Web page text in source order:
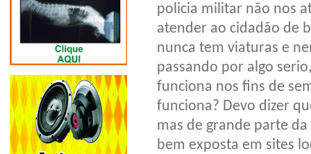
policia militar não nos
atender ao cidadão de
nunca tem viaturas e
passando por algo
funciona nos fins de
funciona? Devo dizer
mas de grande parte
bem exposta em sites